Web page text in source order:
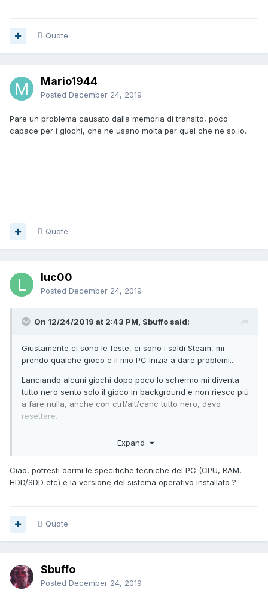
Quote
Mario1944
Posted December 24, 2019
Pare un problema causato dalla memoria di transito, poco
capace per i giochi, che ne usano molta per quel che ne so io.
Quote
luc00
Posted December 24, 2019
On 12/24/2019 at 2:43 PM, Sbuffo said:
Giustamente ci sono le feste, ci sono i saldi Steam, mi
prendo qualche gioco e il mio PC inizia a dare problemi...
Lanciando alcuni giochi dopo poco lo schermo mi diventa
tutto nero sento solo il gioco in background e non riesco più
a fare nulla, anche con ctrl/alt/canc tutto nero, devo
resettare.
aprirlo e pulire dalla polvere, ho fatto una
continuato a riproporsi lo stesso problema.
falsi riavvii consecutivi senza riuscire ad avviarsi, e anche
in quel caso mi tocca spegnere, poi magari lasciandolo un
po' spento e riprovando dopo un po' riparte, salvo poi
Expand
Ciao, potresti darmi le specifiche tecniche del PC (CPU, RAM,
HDD/SDD etc) e la versione del sistema operativo installato ?
Quote
Sbuffo
Posted December 24, 2019